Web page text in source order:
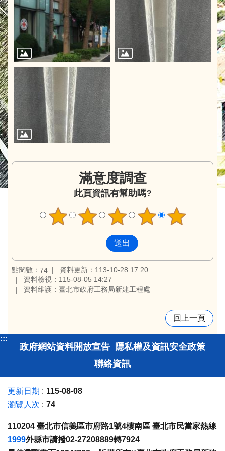
滿意度調查
此頁資訊有幫助嗎?
點閱數： 74
資料更新：113-10-28 17:20
資料檢視：115-08-05 14:27
資料維護：臺北市政府工務局新建工程處
回上一頁
:::
政府網站資料開放宣告 隱私權及資訊安全政策
聯絡資訊
更新日期
115-08-08
瀏覽人次
74
110204 臺北市信義區市府路1號4樓南區 臺北市民當家熱線
1999外縣市請撥02-27208889轉7924